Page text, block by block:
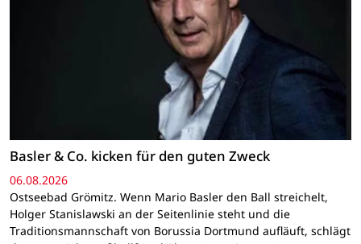
Basler & Co. kicken für den guten Zweck
06.08.2026
Ostseebad Grömitz. Wenn Mario Basler den Ball streichelt,
Holger Stanislawski an der Seitenlinie steht und die
Traditionsmannschaft von Borussia Dortmund aufläuft, schlägt